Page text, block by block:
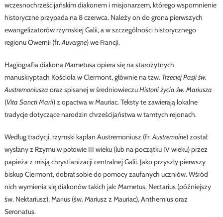
wczesnochrześcijańskim diakonem i misjonarzem, którego wspomnienie
historyczne przypada na 8 czerwca. Należy on do grona pierwszych
ewangelizatorów rzymskiej Galii, a w szczególności historycznego
regionu Owernii (fr.Auvergne) we Francji.
Hagiografia diakona Mametusa opiera się na starożytnych
manuskryptach Kościoła w Clermont, głównie na tzw. Trzeciej Pasji św.
Austremoniusza oraz spisanej w średniowieczuHistorii życia św. Mariusza
(Vita Sancti Marii) z opactwa w Mauriac. Teksty te zawierają lokalne
tradycje dotyczące narodzin chrześcijaństwa w tamtych rejonach.
Według tradycji, rzymski kapłan Austremoniusz (fr.Austremoine) został
wysłany z Rzymu w połowie III wieku (lub na początku IV wieku) przez
papieża z misją chrystianizacji centralnej Galii. Jako przyszły pierwszy
biskup Clermont, dobrał sobie do pomocy zaufanych uczniów. Wśród
nich wymienia się diakonów takich jak: Mametus, Nectarius (późniejszy
św. Nektariusz), Marius (św. Mariusz z Mauriac), Anthemius oraz
Seronatus.